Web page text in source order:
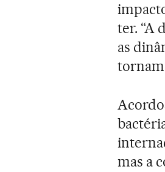
ter. “A
as
tornam
mas a